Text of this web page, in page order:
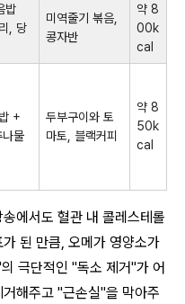
밥
, 당
미역줄기 볶음,
콩자반
약 8
00k
cal
+
물
두부구이와 토
마토, 블랙커피
약 8
50k
cal
에서도 혈관 내 콜레스테롤
된 만큼, 오메가 영양소가
극단적인 "독소 제거"가 어
해주고 "근손실"을 막아주